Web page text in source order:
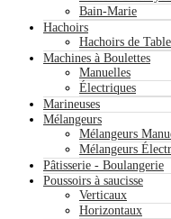
Bain-Marie
Hachoirs
Hachoirs de Table
Machines à Boulettes
Manuelles
Électriques
Marineuses
Mélangeurs
Mélangeurs
Mélangeurs
Pâtisserie - Boulangerie
Poussoirs à saucisse
Verticaux
Horizontaux